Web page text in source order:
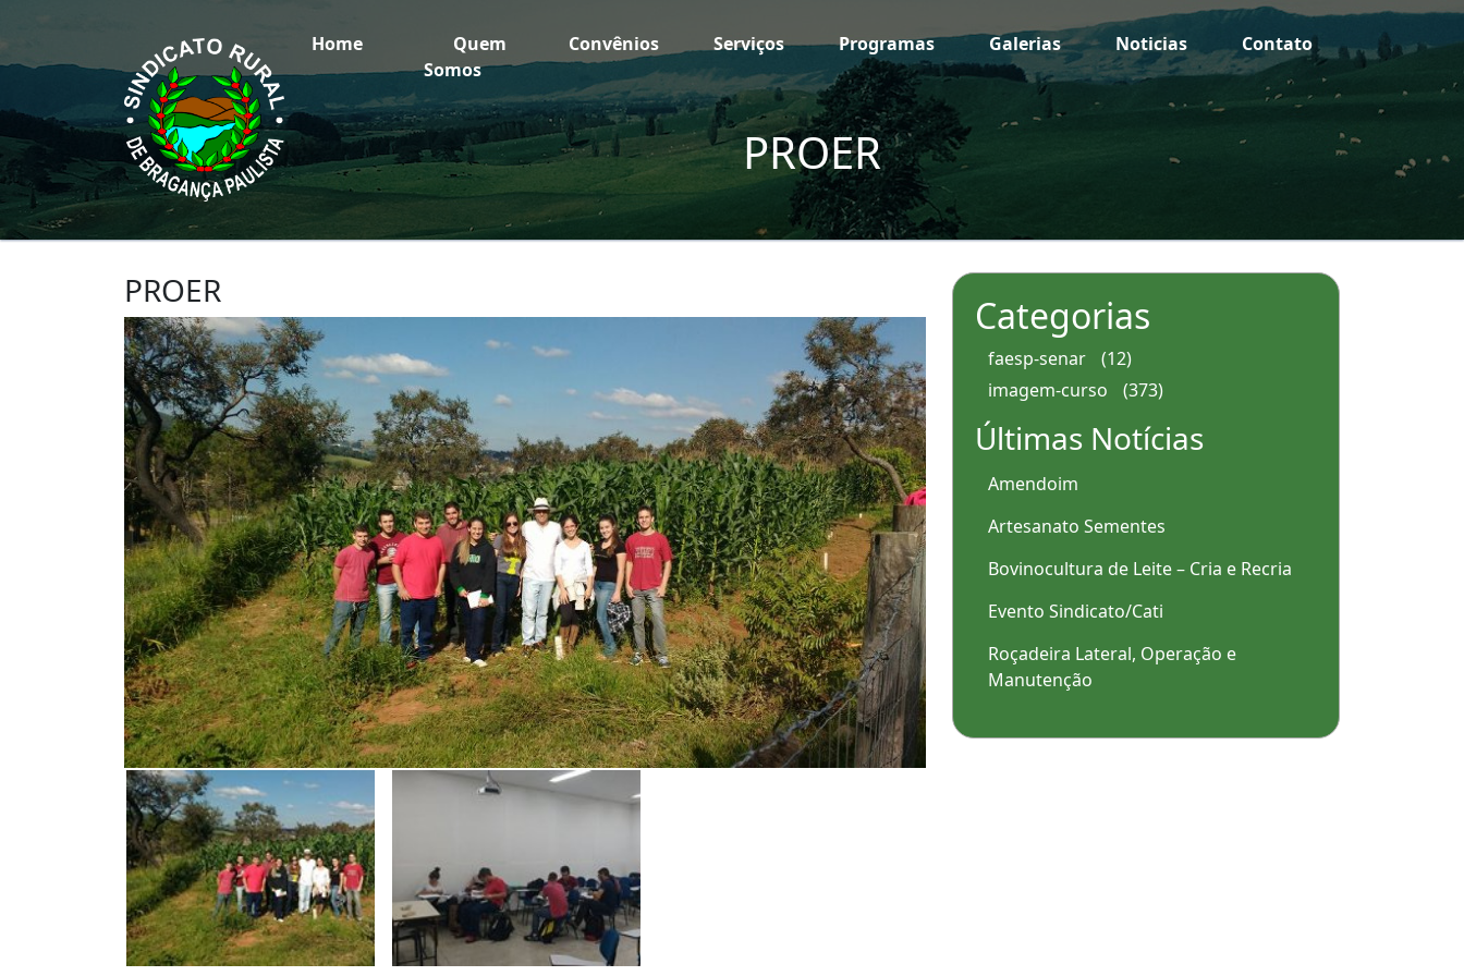
Home
Quem
Somos
Convênios Serviços Programas Galerias Noticias Contato
PROER
PROER
Categorias
faesp-senar
(12)
imagem-curso
(373)
Últimas Notícias
Amendoim
Artesanato Sementes
Bovinocultura de Leite – Cria e Recria
Evento Sindicato/Cati
Roçadeira Lateral, Operação e
Manutenção